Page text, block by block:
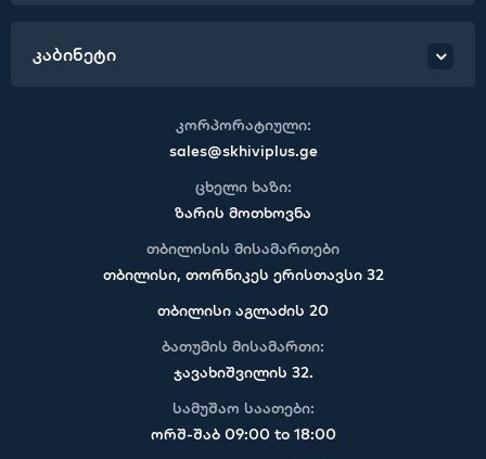
კაბინეტი
კორპორატიული:
sales@skhiviplus.ge
ცხელი ხაზი:
ზარის მოთხოვნა
თბილისის მისამართები
თბილისი, თორნიკეს ერისთავსი 32
თბილისი აგლაძის 20
ბათუმის მისამართი:
ჯავახიშვილის 32.
სამუშაო საათები:
ორშ-შაბ 09:00 to 18:00